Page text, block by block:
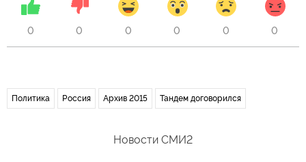
0 0 0 0 0 0
Политика Россия Архив 2015 Тандем договорился
Новости СМИ2